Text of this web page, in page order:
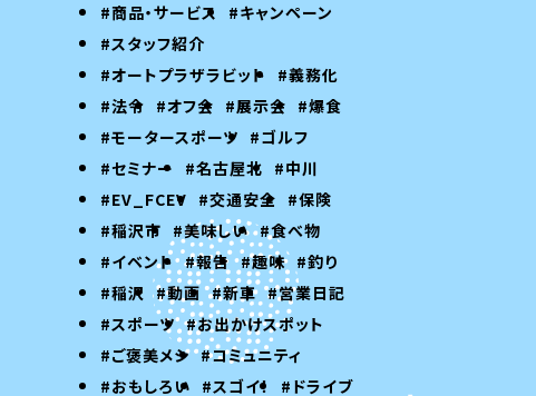
#商品・サービス
#キャンペーン
#スタッフ紹介
#オートプラザラビット
#義務化
#法令 #オフ会 #展示会 #爆食
#モータースポーツ #ゴルフ
#セミナー
#名古屋北 #中川
#EV_FCEV #交通安全 #保険
#稲沢市 #美味しい #食べ物
#イベント #報告 #趣味 #釣り
#稲沢 #動画 #新車 #営業日記
#スポーツ #お出かけスポット
#ご褒美メシ #コミュニティ
#おもしろい #スゴイ！ #ドライブ